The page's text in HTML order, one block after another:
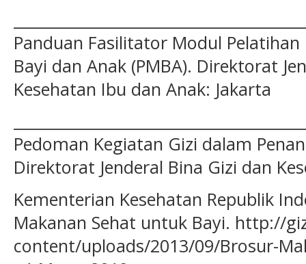
Panduan Fasilitator Modul
Bayi dan Anak (PMBA). Direktorat
Kesehatan Ibu dan Anak: Jakarta
Pedoman Kegiatan Gizi dalam
Direktorat Jenderal Bina Gizi dan
Kementerian Kesehatan Republik
Makanan Sehat untuk Bayi. http://
content/uploads/2013/09/Brosur-